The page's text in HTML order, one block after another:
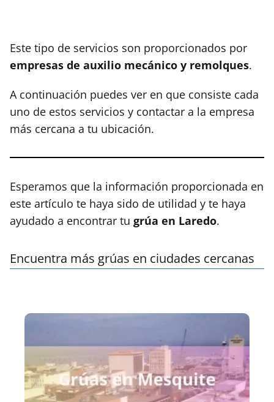
Este tipo de servicios son proporcionados por
empresas de auxilio mecánico y remolques.
A continuación puedes ver en que consiste cada
uno de estos servicios y contactar a la empresa
más cercana a tu ubicación.
Esperamos que la información proporcionada en
este artículo te haya sido de utilidad y te haya
ayudado a encontrar tu grúa en Laredo.
Encuentra más grúas en ciudades cercanas